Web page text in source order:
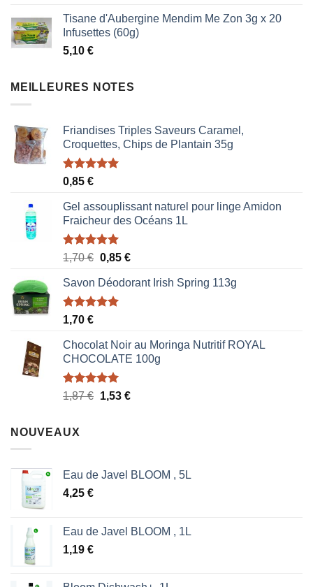
initial
était :
actuel
est :
Tisane d'Aubergine Mendim Me Zon 3g x 20
Infusettes (60g)
5,10 €
MEILLEURES NOTES
Friandises Triples Saveurs Caramel,
Croquettes, Chips de Plantain 35g
Note5.00
sur 5
0,85 €
Gel assouplissant naturel pour linge Amidon
Fraicheur des Océans 1L
Note5.00
sur 5
1,70€ Le
initial
était :
0,85 €Le
actuel
Savon Déodorant Irish Spring 113g
Note5.00
sur 5
1,70 €
Chocolat Noir au Moringa Nutritif ROYAL
CHOCOLATE 100g
Note5.00
sur 5
1,87€ Le
1,53 €Le
NOUVEAUX
Eau de Javel BLOOM , 5L
4,25 €
Eau de Javel BLOOM , 1L
1,19 €